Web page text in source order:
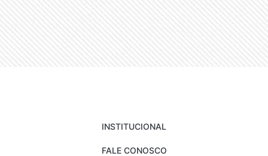
INSTITUCIONAL
FALE CONOSCO